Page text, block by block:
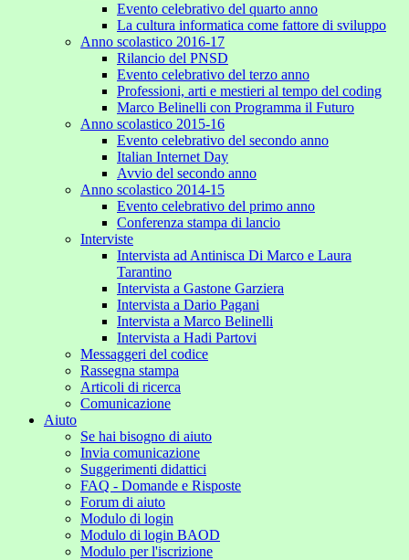
Evento celebrativo del quarto anno
La cultura informatica come fattore di sviluppo
Anno scolastico 2016-17
Rilancio del PNSD
Evento celebrativo del terzo anno
Professioni, arti e mestieri al tempo del coding
Marco Belinelli con Programma il Futuro
Anno scolastico 2015-16
Evento celebrativo del secondo anno
Italian Internet Day
Avvio del secondo anno
Anno scolastico 2014-15
Evento celebrativo del primo anno
Conferenza stampa di lancio
Interviste
Intervista ad Antinisca Di Marco e Laura
Tarantino
Intervista a Gastone Garziera
Intervista a Dario Pagani
Intervista a Marco Belinelli
Intervista a Hadi Partovi
Messaggeri del codice
Rassegna stampa
Articoli di ricerca
Comunicazione
Aiuto
Se hai bisogno di aiuto
Invia comunicazione
Suggerimenti didattici
FAQ - Domande e Risposte
Forum di aiuto
Modulo di login
Modulo di login BAOD
Modulo per l'iscrizione